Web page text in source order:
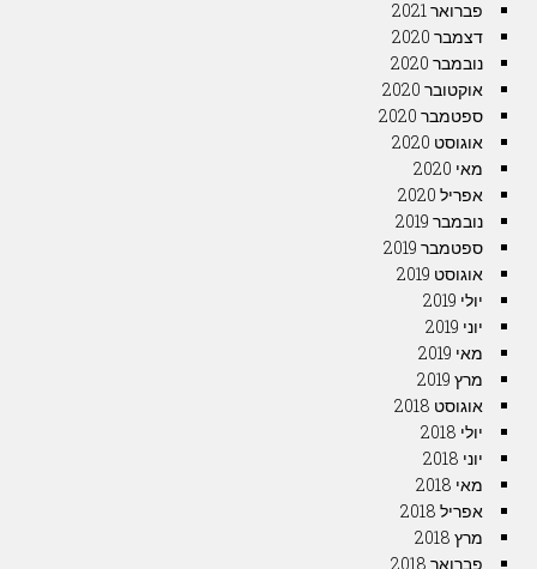
פברואר 2021
דצמבר 2020
נובמבר 2020
אוקטובר 2020
ספטמבר 2020
אוגוסט 2020
מאי 2020
אפריל 2020
נובמבר 2019
ספטמבר 2019
אוגוסט 2019
יולי 2019
יוני 2019
מאי 2019
מרץ 2019
אוגוסט 2018
יולי 2018
יוני 2018
מאי 2018
אפריל 2018
מרץ 2018
פברואר 2018